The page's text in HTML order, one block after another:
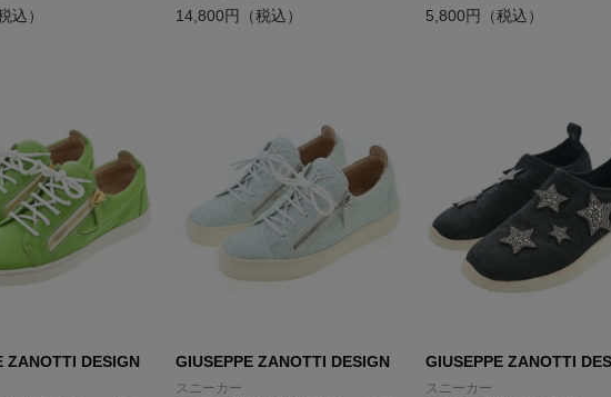
込） 14,800円（税込） 5,800円（税込）
ZANOTTI DESIGN GIUSEPPE ZANOTTI DESIGN
スニーカー
GIUSEPPE ZANOTTI
スニーカー